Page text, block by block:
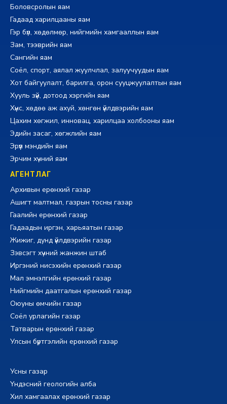
Боловсролын яам
Гадаад харилцааны яам
Гэр бүл, хөдөлмөр, нийгмийн хамгааллын яам
Зам, тээврийн яам
Сангийн яам
Соёл, спорт, аялал жуулчлал, залуучуудын яам
Хот байгуулалт, барилга, орон сууцжуулалтын яам
Хууль зүй, дотоод хэргийн яам
Хүнс, хөдөө аж ахуй, хөнгөн үйлдвэрийн яам
Цахим хөгжил, инновац, харилцаа холбооны яам
Эдийн засаг, хөгжлийн яам
Эрүүл мэндийн яам
Эрчим хүчний яам
АГЕНТЛАГ
Архивын ерөнхий газар
Ашигт малтмал, газрын тосны газар
Гаалийн ерөнхий газар
Гадаадын иргэн, харьяатын газар
Жижиг, дунд үйлдвэрийн газар
Зэвсэгт хүчний жанжин штаб
Иргэний нисэхийн ерөнхий газар
Мал эмнэлгийн ерөнхий газар
Нийгмийн даатгалын ерөнхий газар
Оюуны өмчийн газар
Соёл урлагийн газар
Татварын ерөнхий газар
Улсын бүртгэлийн ерөнхий газар
Усны газар
Үндэсний геологийн алба
Хил хамгаалах ерөнхий газар